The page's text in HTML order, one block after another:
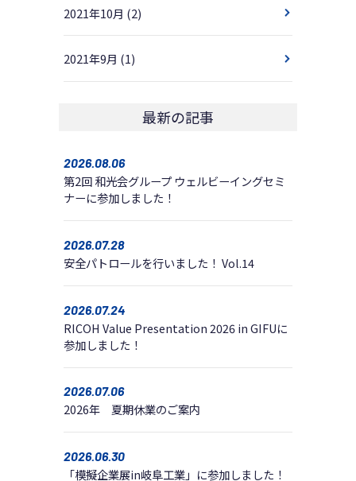
2021年10月 (2)
2021年9月 (1)
最新の記事
第2回 和光会グループ ウェルビーイングセミ
ナーに参加しました！
2026.08.06
安全パトロールを行いました！ Vol.14
2026.07.28
RICOH Value Presentation 2026 in GIFUに
参加しました！
2026.07.24
2026年 夏期休業のご案内
2026.07.06
「模擬企業展in岐阜工業」に参加しました！
2026.06.30